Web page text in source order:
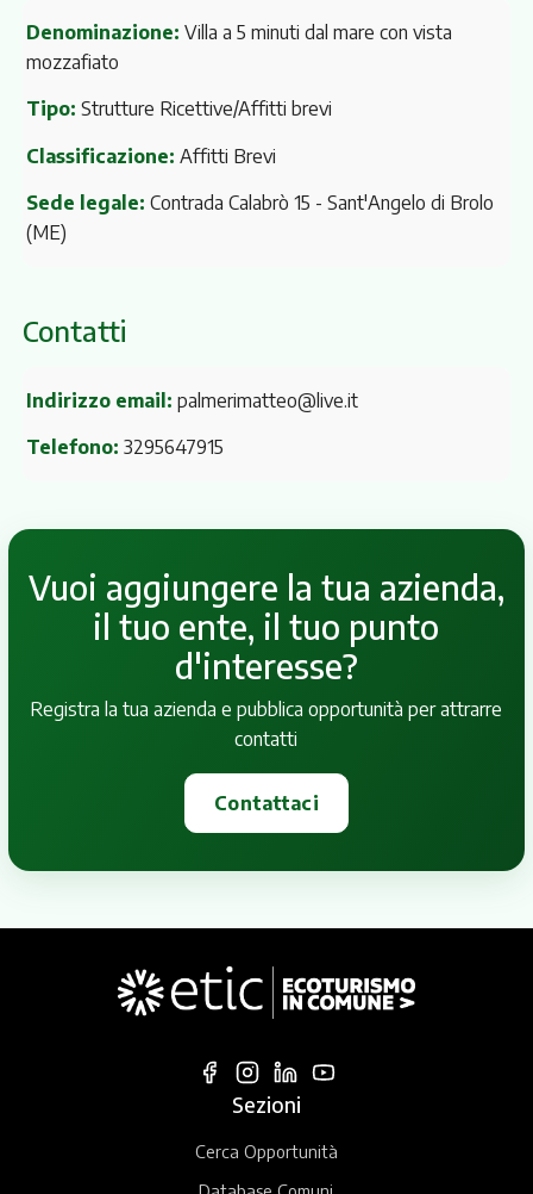
Denominazione: Villa a 5 minuti dal mare con vista
mozzafiato
Tipo: Strutture Ricettive/Affitti brevi
Classificazione: Affitti Brevi
Sede legale: Contrada Calabrò 15 - Sant'Angelo di Brolo
(ME)
Contatti
Indirizzo email: palmerimatteo@live.it
Telefono: 3295647915
Vuoi aggiungere la tua azienda,
il tuo ente, il tuo punto
d'interesse?
Registra la tua azienda e pubblica opportunità per attrarre
contatti
Contattaci
Sezioni
Cerca Opportunità